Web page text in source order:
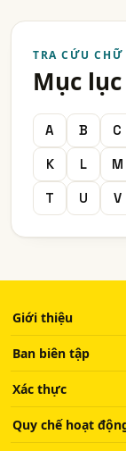
TRA CỨU
Mục
A B C
K
L M
T
U V
Giới thiệu
Ban biên tập
Xác thực
Quy chế hoạt